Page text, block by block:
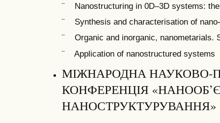
¨ Nanostructuring in 0D–3D systems:
¨ Synthesis and characterisation of
¨ Organic and inorganic, nanometarials.
¨ Application of nanostructured systems
МІЖНАРОДНА НАУКОВО-
КОНФЕРЕНЦІЯ
НАНОСТРУКТУРУВАННЯ»